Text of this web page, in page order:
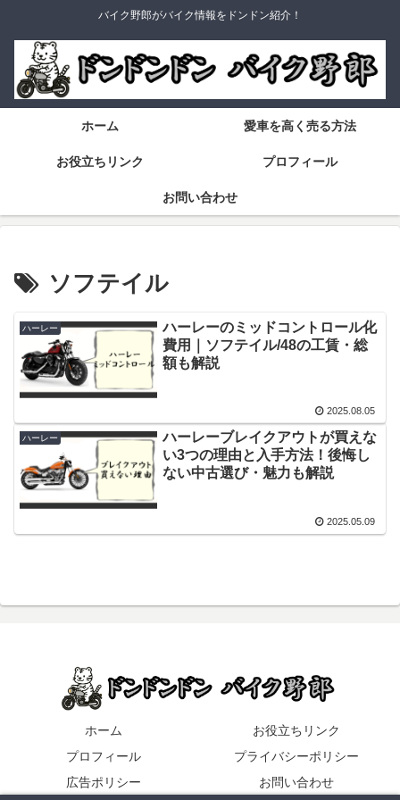
バイク野郎がバイク情報をドンドン紹介！
ホーム 愛車を高く売る方法
お役立ちリンク プロフィール
お問い合わせ
ソフテイル
ハーレー
ハーレーのミッドコントロール化
費用｜ソフテイル/48の工賃・総
額も解説
2025.08.05
ハーレー
ハーレーブレイクアウトが買えな
い3つの理由と入手方法！後悔し
ない中古選び・魅力も解説
2025.05.09
ホーム
お役立ちリンク
プロフィール
プライバシーポリシー
広告ポリシー
お問い合わせ